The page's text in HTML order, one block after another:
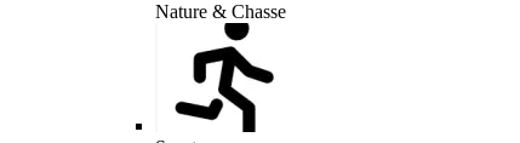
Nature & Chasse